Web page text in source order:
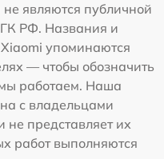
являются публичной
ГК РФ. Названия и
упоминаются
— чтобы обозначить
работаем. Наша
с владельцами
представляет их
работ выполняются